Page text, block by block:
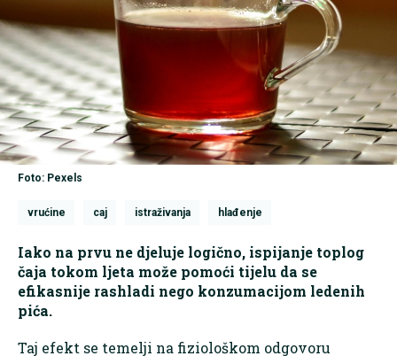
Foto: Pexels
vrućine caj istraživanja hlađenje
Iako na prvu ne djeluje logično, ispijanje toplog
čaja tokom ljeta može pomoći tijelu da se
efikasnije rashladi nego konzumacijom ledenih
pića.
Taj efekt se temelji na fiziološkom odgovoru